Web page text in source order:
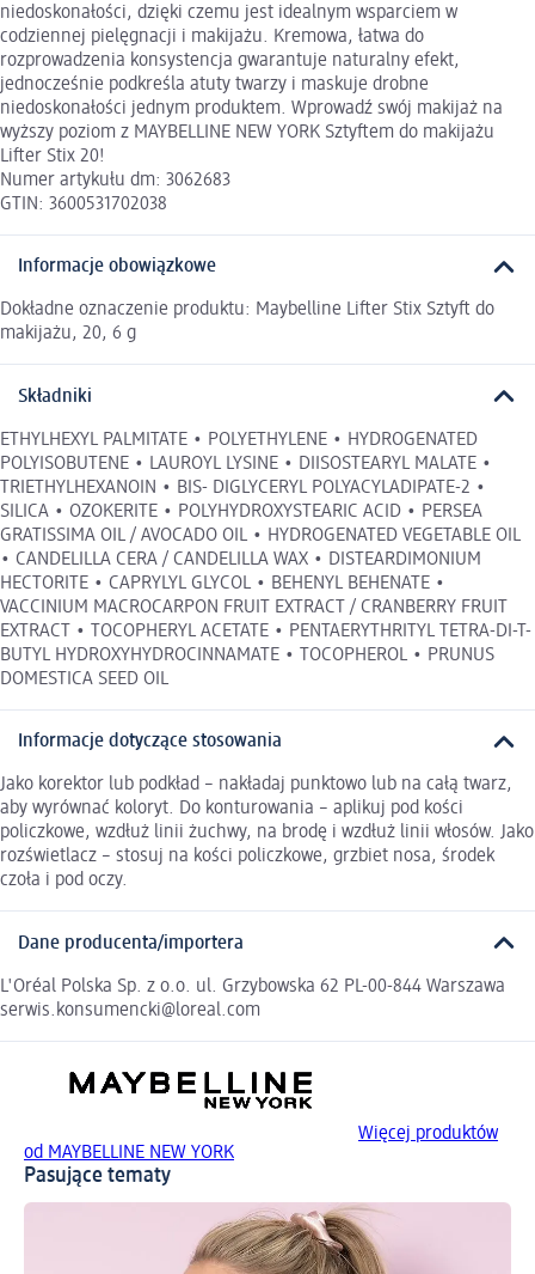
niedoskonałości, dzięki czemu jest idealnym wsparciem w
codziennej pielęgnacji i makijażu. Kremowa, łatwa do
rozprowadzenia konsystencja gwarantuje naturalny efekt,
jednocześnie podkreśla atuty twarzy i maskuje drobne
niedoskonałości jednym produktem. Wprowadź swój makijaż na
wyższy poziom z MAYBELLINE NEW YORK Sztyftem do makijażu
Lifter Stix 20!
Numer artykułu dm: 3062683
GTIN: 3600531702038
Informacje obowiązkowe
Dokładne oznaczenie produktu: Maybelline Lifter Stix Sztyft do
makijażu, 20, 6 g
Składniki
ETHYLHEXYL PALMITATE • POLYETHYLENE • HYDROGENATED
POLYISOBUTENE • LAUROYL LYSINE • DIISOSTEARYL MALATE •
TRIETHYLHEXANOIN • BIS- DIGLYCERYL POLYACYLADIPATE-2 •
SILICA • OZOKERITE • POLYHYDROXYSTEARIC ACID • PERSEA
GRATISSIMA OIL / AVOCADO OIL • HYDROGENATED VEGETABLE OIL
• CANDELILLA CERA / CANDELILLA WAX • DISTEARDIMONIUM
HECTORITE • CAPRYLYL GLYCOL • BEHENYL BEHENATE •
VACCINIUM MACROCARPON FRUIT EXTRACT / CRANBERRY FRUIT
EXTRACT • TOCOPHERYL ACETATE • PENTAERYTHRITYL TETRA-DI-T-
BUTYL HYDROXYHYDROCINNAMATE • TOCOPHEROL • PRUNUS
DOMESTICA SEED OIL
Informacje dotyczące stosowania
Jako korektor lub podkład – nakładaj punktowo lub na całą twarz,
aby wyrównać koloryt. Do konturowania – aplikuj pod kości
policzkowe, wzdłuż linii żuchwy, na brodę i wzdłuż linii włosów. Jako
rozświetlacz – stosuj na kości policzkowe, grzbiet nosa, środek
czoła i pod oczy.
Dane producenta/importera
L'Oréal Polska Sp. z o.o. ul. Grzybowska 62 PL-00-844 Warszawa
serwis.konsumencki@loreal.com
Więcej produktów
od MAYBELLINE NEW YORK
Pasujące tematy